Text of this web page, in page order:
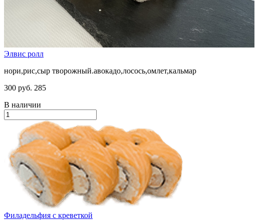
Элвис ролл
нори,рис,сыр творожный.авокадо,лосось,омлет,кальмар
300 руб. 285
В наличии
Филадельфия с креветкой